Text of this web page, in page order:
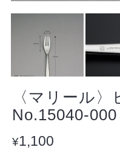
〈マリール
No.15040-000
¥1,100